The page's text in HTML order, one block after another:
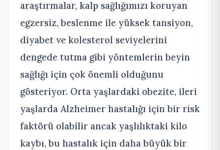
araştırmalar, kalp sağlığımızı koruyan
egzersiz, beslenme ile yüksek tansiyon,
diyabet ve kolesterol seviyelerini
dengede tutma gibi yöntemlerin beyin
sağlığı için çok önemli olduğunu
gösteriyor. Orta yaşlardaki obezite, ileri
yaşlarda Alzheimer hastalığı için bir risk
faktörü olabilir ancak yaşlılıktaki kilo
kaybı, bu hastalık için daha büyük bir